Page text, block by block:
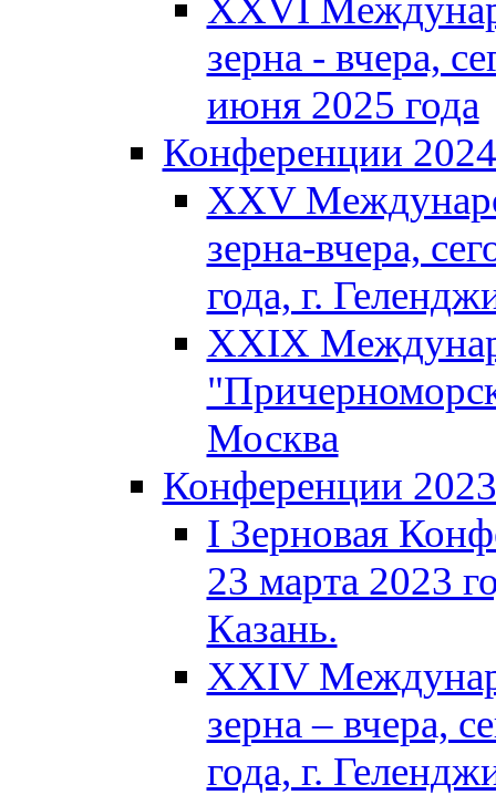
XXVI
зерна - вчера,
июня 2025 года
Конференции 2024
XXV
зерна-вчера,
года, г.
XXIX
Москва
Конференции 2023
I Зерновая
23 марта 2023
Казань.
XXIV
зерна – вчера,
года, г.